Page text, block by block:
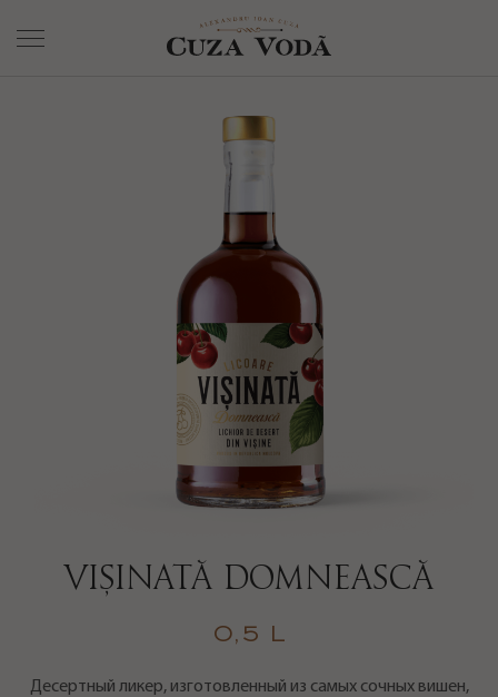
VIȘINATĂ DOMNEASCĂ
0,5 L
Десертный ликер, изготовленный из самых сочных вишен,